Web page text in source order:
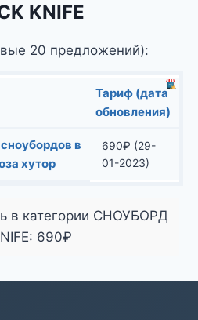
KNIFE
20 предложений):
Тариф (дата
обновления)
в
хутор
690₽ (29-
01-2023)
в категории СНОУБОРД
690₽